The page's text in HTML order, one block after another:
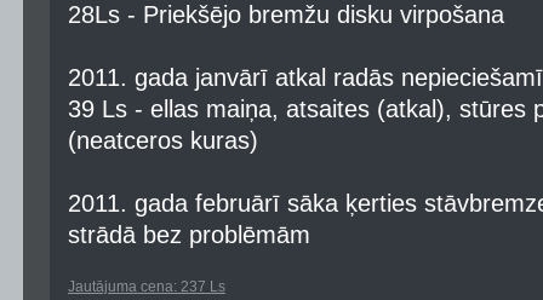
28Ls - Priekšējo bremžu disku virpošana
2011. gada janvārī atkal radās
39 Ls - ellas maiņa, atsaites (atkal), stūres
(neatceros kuras)
2011. gada februārī sāka ķerties
strādā bez problēmām
Jautājuma cena: 237 Ls